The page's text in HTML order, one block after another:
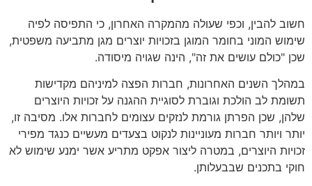
חשוב להבין, וכפי שעולה מהמקרה האחרון, כי התפיסה לפיה
שימוש המוני בחומר המוגן בזכויות יוצרים מגן מתביעה משפטית,
שכן "כולם עושים את זה", הינה שגויה מיסודה.
במהלך השנים האחרונות, חברות הפצה למיניהם מקדישות
תשומת לב הולכת וגוברת לסוגיית ההגנה על זכויות היוצרים
שלהן, שכן הפרתן גורמת לנזקים עצומים לחברות אלו. מסיבה זו,
יותר ויותר חברות מעוניינות לנקוט בצעדים מעשיים כנגד מפירי
זכויות היוצרים, במטרה ליצור אפקט מתריע אשר ימנע שימוש לא
חוקי בתכנים שבבעלותן.